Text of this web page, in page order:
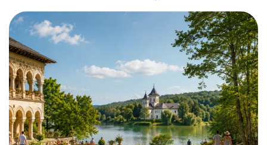
TOP 5 LOCURI